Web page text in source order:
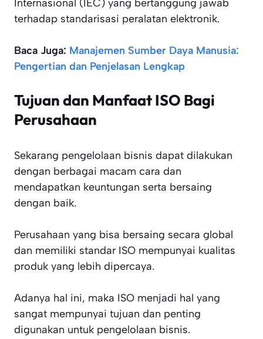
Internasional (IEC) yang bertanggung jawab
terhadap standarisasi peralatan elektronik.
Baca Juga: Manajemen Sumber Daya Manusia:
Pengertian dan Penjelasan Lengkap
Tujuan dan Manfaat ISO Bagi
Perusahaan
Sekarang pengelolaan bisnis dapat dilakukan
dengan berbagai macam cara dan
mendapatkan keuntungan serta bersaing
dengan baik.
Perusahaan yang bisa bersaing secara global
dan memiliki standar ISO mempunyai kualitas
produk yang lebih dipercaya.
Adanya hal ini, maka ISO menjadi hal yang
sangat mempunyai tujuan dan penting
digunakan untuk pengelolaan bisnis.